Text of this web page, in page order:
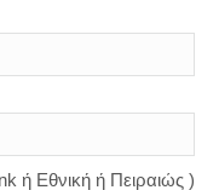
ή Εθνική ή Πειραιώς )